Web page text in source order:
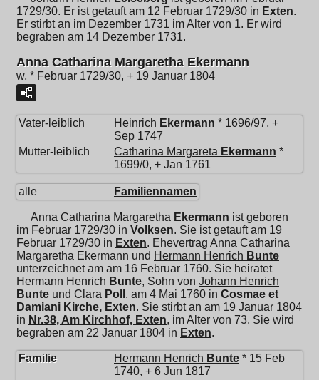
1729/30. Er ist getauft am 12 Februar 1729/30 in Exten.
Er stirbt an im Dezember 1731 im Alter von 1. Er wird
begraben am 14 Dezember 1731.
Anna Catharina Margaretha Ekermann
w, * Februar 1729/30, + 19 Januar 1804
Vater-leiblich Heinrich Ekermann * 1696/97, +
Sep 1747
Mutter-leiblich
Catharina Margareta Ekermann *
1699/0, + Jan 1761
alle Familiennamen
Anna Catharina Margaretha Ekermann ist geboren
im Februar 1729/30 in Volksen. Sie ist getauft am 19
Februar 1729/30 in Exten. Ehevertrag Anna Catharina
Margaretha Ekermann und Hermann Henrich Bunte
unterzeichnet am am 16 Februar 1760. Sie heiratet
Hermann Henrich Bunte, Sohn von Johann Henrich
Bunte und Clara Poll , am 4 Mai 1760 in Cosmae et
Damiani Kirche, Exten. Sie stirbt an am 19 Januar 1804
in Nr.38, Am Kirchhof, Exten, im Alter von 73. Sie wird
begraben am 22 Januar 1804 in Exten.
Familie Hermann Henrich Bunte * 15 Feb
1740, + 6 Jun 1817